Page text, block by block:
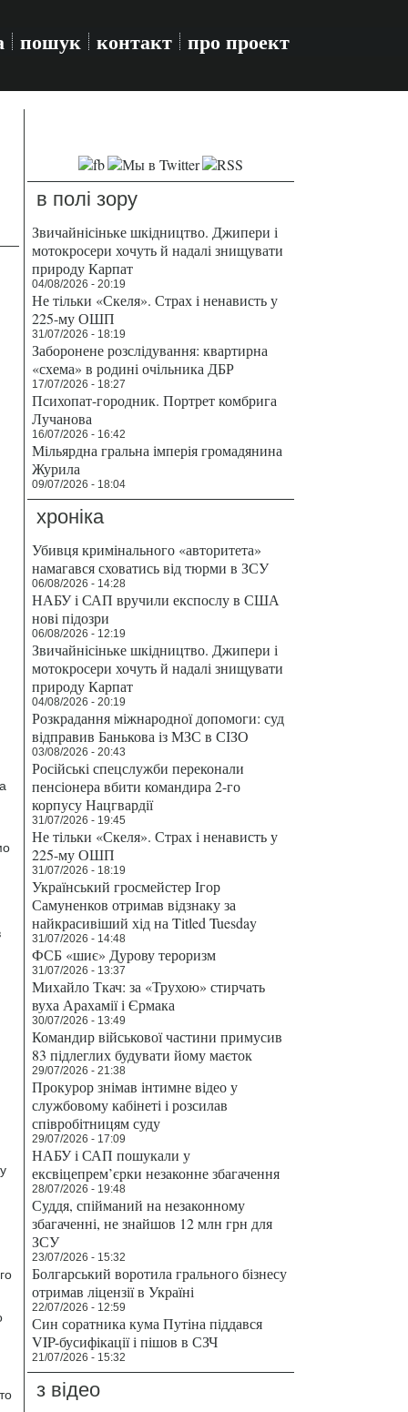
пошук контакт про проект
в полі зору
Звичайнісіньке шкідництво. Джипери і
мотокросери хочуть й надалі знищувати
природу Карпат
04/08/2026 - 20:19
Не тільки «Скеля». Страх і ненависть у
225-му ОШП
31/07/2026 - 18:19
Заборонене розслідування: квартирна
«схема» в родині очільника ДБР
17/07/2026 - 18:27
Психопат-городник. Портрет комбрига
Лучанова
16/07/2026 - 16:42
Мільярдна гральна імперія громадянина
Журила
09/07/2026 - 18:04
хроніка
Убивця кримінального «авторитета»
намагався сховатись від тюрми в ЗСУ
06/08/2026 - 14:28
НАБУ і САП вручили експослу в США
нові підозри
06/08/2026 - 12:19
Звичайнісіньке шкідництво. Джипери і
мотокросери хочуть й надалі знищувати
природу Карпат
04/08/2026 - 20:19
Розкрадання міжнародної допомоги: суд
відправив Банькова із МЗС в СІЗО
03/08/2026 - 20:43
Російські спецслужби переконали
пенсіонера вбити командира 2-го
корпусу Нацгвардії
31/07/2026 - 19:45
Не тільки «Скеля». Страх і ненависть у
225-му ОШП
31/07/2026 - 18:19
Український гросмейстер Ігор
Самуненков отримав відзнаку за
найкрасивіший хід на Titled Tuesday
31/07/2026 - 14:48
ФСБ «шиє» Дурову тероризм
31/07/2026 - 13:37
Михайло Ткач: за «Трухою» стирчать
вуха Арахамії і Єрмака
30/07/2026 - 13:49
Командир військової частини примусив
83 підлеглих будувати йому маєток
29/07/2026 - 21:38
Прокурор знімав інтимне відео у
службовому кабінеті і розсилав
співробітницям суду
29/07/2026 - 17:09
НАБУ і САП пошукали у
ексвіцепрем’єрки незаконне збагачення
28/07/2026 - 19:48
Суддя, спійманий на незаконному
збагаченні, не знайшов 12 млн грн для
ЗСУ
23/07/2026 - 15:32
Болгарський воротила грального бізнесу
отримав ліцензії в Україні
22/07/2026 - 12:59
Син соратника кума Путіна піддався
VIP-бусифікації і пішов в СЗЧ
21/07/2026 - 15:32
з відео